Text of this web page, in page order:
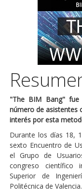
"The BIM Bang"
número de asistentes
interés por esta
Durante los días 18,
sexto Encuentro de
el Grupo de
congreso científico
Superior de
Politécnica de Valencia.